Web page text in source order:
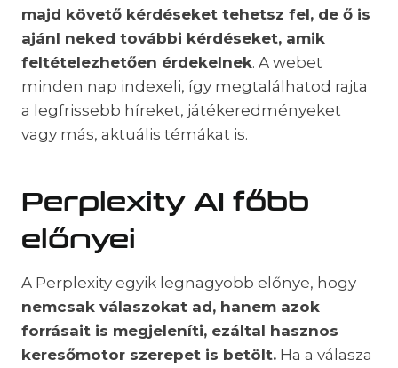
majd követő kérdéseket tehetsz fel, de ő is
ajánl neked további kérdéseket, amik
feltételezhetően érdekelnek. A webet
minden nap indexeli, így megtalálhatod rajta
a legfrissebb híreket, játékeredményeket
vagy más, aktuális témákat is.
Perplexity AI főbb
előnyei
A Perplexity egyik legnagyobb előnye, hogy
nemcsak válaszokat ad, hanem azok
forrásait is megjeleníti, ezáltal hasznos
keresőmotor szerepet is betölt. Ha a válasza